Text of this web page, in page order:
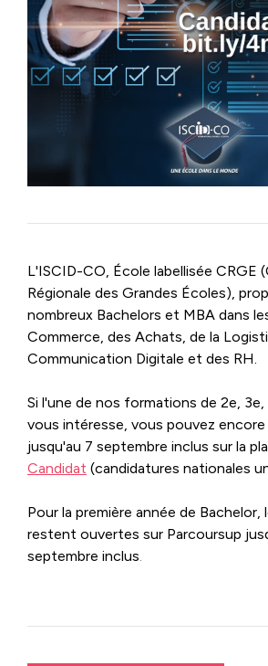
L'ISCID-CO, École labellisée CRGE
Régionale des Grandes Écoles),
nombreux Bachelors et MBA dans
Commerce, des Achats, de la
Communication Digitale et des RH.
Si l'une de nos formations de 2e,
vous intéresse, vous pouvez
jusqu'au 7 septembre inclus sur la
Candidat (candidatures nationales
Pour la première année de Bachelor,
restent ouvertes sur Parcoursup
septembre inclus.